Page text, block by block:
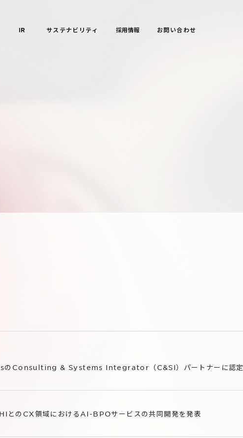
IR サステナビリティ 採用情報 お問い合わせ
のConsulting & Systems Integrator（C&SI）パートナーに認定
とのCX領域におけるAI-BPOサービスの共同開発を発表